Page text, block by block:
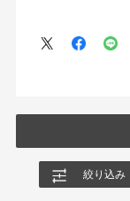
絞り込み